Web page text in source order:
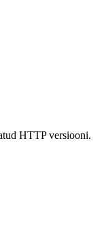
HTTP versiooni.